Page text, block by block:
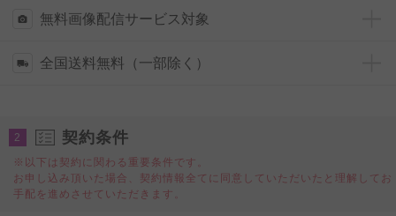
（お通夜・告別式）のお花 供花スタンド、供花アレン
花としては、お届け先様には相当驚かれるほどの立派で
豪華なサイズの胡蝶蘭（コチョウラン）となります。ご
自宅の仏壇用の供花としては勿論、お盆や法事、法要、
無料画像配信サービス対象
全国送料無料（一部除く）
2 契約条件
※以下は契約に関わる重要条件です。
お申し込み頂いた場合、契約情報全てに同意していただいたと理解してお
手配を進めさせていただきます。